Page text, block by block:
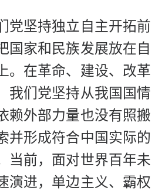
党坚持独立自主开拓前
国家和民族发展放在自
。在革命、建设、改革
我们党坚持从我国国情
赖外部力量也没有照搬
并形成符合中国实际的
当前，面对世界百年未
演进，单边主义、霸权